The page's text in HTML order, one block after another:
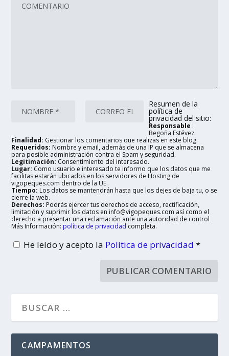
Resumen de la
política de
privacidad del sitio:
Responsable :
Begoña Estévez.
Finalidad: Gestionar los comentarios que realizas en este blog.
Requeridos: Nombre y email, además de una IP que se almacena
para posible administración contra el Spam y seguridad.
Legitimación: Consentimiento del interesado.
Lugar: Como usuario e interesado te informo que los datos que me
facilitas estarán ubicados en los servidores de Hosting de
vigopeques.com dentro de la UE.
Tiempo: Los datos se mantendrán hasta que los dejes de baja tu, o se
cierre la web.
Derechos: Podrás ejercer tus derechos de acceso, rectificación,
limitación y suprimir los datos en info@vigopeques.com así como el
derecho a presentar una reclamación ante una autoridad de control
Más Información: política de privacidad completa.
He leído y acepto la Política de privacidad*
CAMPAMENTOS